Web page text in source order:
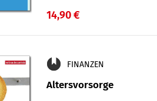
14,90 €
FINANZEN
Altersvorsorge